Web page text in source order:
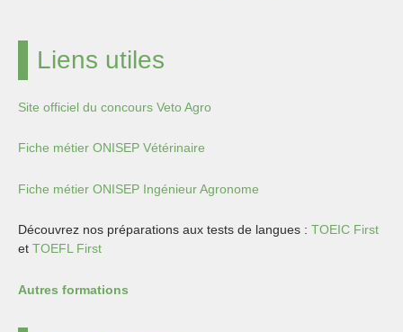
Liens utiles
Site officiel du concours Veto Agro
Fiche métier ONISEP Vétérinaire
Fiche métier ONISEP Ingénieur Agronome
Découvrez nos préparations aux tests de langues : TOEIC First
et TOEFL First
Autres formations